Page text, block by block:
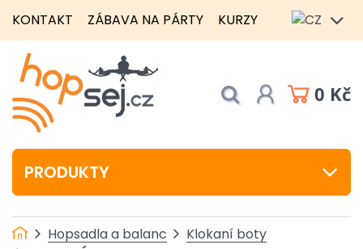
KONTAKT ZÁBAVA NA PÁRTY KURZY
0 Kč
PRODUKTY
Hopsadla a balanc
Klokaní boty